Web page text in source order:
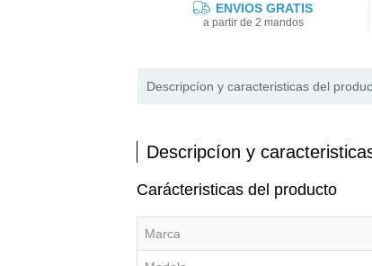
ENVIOS GRATIS
a partir de 2 mandos
Descripcíon y caracteristicas del
Descripcíon y
Carácteristicas del producto
Marca